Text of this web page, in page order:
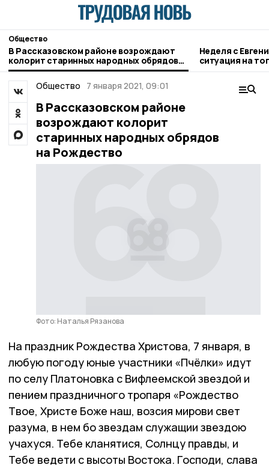
Общество
В Рассказовском районе возрождают
колорит старинных народных обрядов
на Рождество
Неделя с
ситуация на
городе и
Общество
7 января 2021, 09:01
В Рассказовском районе
возрождают колорит
старинных народных обрядов
на Рождество
Фото: Наталья Рязанова
На праздник Рождества Христова, 7 января, в
любую погоду юные участники «Пчёлки» идут
по селу Платоновка с Вифлеемской звездой и
пением праздничного тропаря «Рождество
Твое, Христе Боже наш, возсия мирови свет
разума, в нем бо звездам служащии звездою
учахуся. Тебе кланятися, Солнцу правды, и
Тебе ведети с высоты Востока. Господи, слава